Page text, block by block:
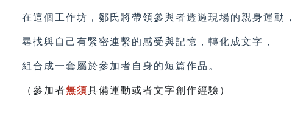
在這個工作坊，鄒氏將帶領參與者透過現場的親身運動，
尋找與自己有緊密連繫的感受與記憶，轉化成文字，
組合成一套屬於參加者自身的短篇作品。
（參加者無須具備運動或者文字創作經驗）